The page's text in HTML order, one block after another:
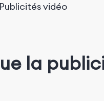
Publicités vidéo
la